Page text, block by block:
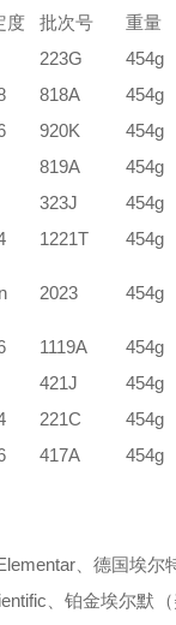
度 批次号
重量
223G
454g
818A
454g
920K
454g
819A
454g
323J
454g
1221T 454g
2023 454g
1119A
454g
421J
454g
221C
454g
417A 454g
、德国埃尔
、铂金埃尔默